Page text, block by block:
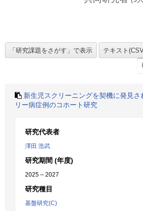
新生児スクリーニングを契機に発見
リー病症例のコホート研究
研究代表者
澤田 浩武
研究期間 (年度)
2025 – 2027
研究種目
基盤研究(C)